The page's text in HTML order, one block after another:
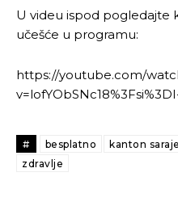
Ovim putem želimo da
[wpuf_form
Ovim putem želimo da
[wpuf_form
U videu ispod pogledajte
učešće u programu:
https://youtube.com/
# besplatno kanton
zdravlje